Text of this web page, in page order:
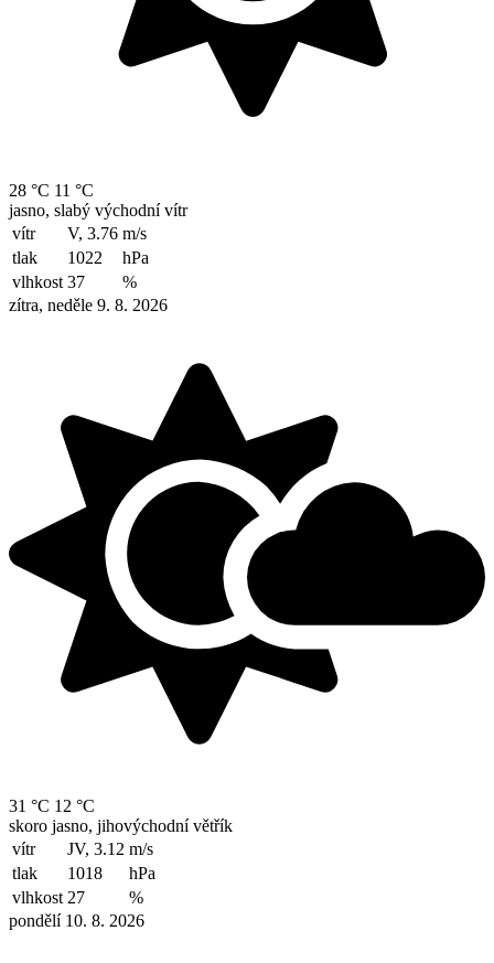
28 °C 11 °C
jasno, slabý východní vítr
vítr
V, 3.76 m/s
tlak
1022
hPa
vlhkost 37
%
zítra, neděle 9. 8. 2026
31 °C 12 °C
skoro jasno, jihovýchodní větřík
vítr
JV, 3.12 m/s
tlak
1018
hPa
vlhkost 27
%
pondělí 10. 8. 2026